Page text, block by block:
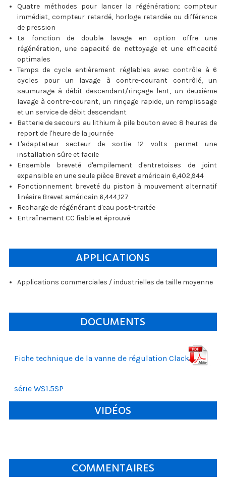
Quatre méthodes pour lancer la régénération; compteur
immédiat, compteur retardé, horloge retardée ou différence
de pression
La fonction de double lavage en option offre une
régénération, une capacité de nettoyage et une efficacité
optimales
Temps de cycle entièrement réglables avec contrôle à 6
cycles pour un lavage à contre-courant contrôlé, un
saumurage à débit descendant/rinçage lent, un deuxième
lavage à contre-courant, un rinçage rapide, un remplissage
et un service de débit descendant
Batterie de secours au lithium à pile bouton avec 8 heures de
report de l'heure de la journée
L'adaptateur secteur de sortie 12 volts permet une
installation sûre et facile
Ensemble breveté d'empilement d'entretoises de joint
expansible en une seule pièce Brevet américain 6,402,944
Fonctionnement breveté du piston à mouvement alternatif
linéaire Brevet américain 6,444,127
Recharge de régénérant d'eau post-traitée
Entraînement CC fiable et éprouvé
APPLICATIONS
Applications commerciales / industrielles de taille moyenne
DOCUMENTS
Fiche technique de la vanne de régulation Clack
série WS1.5SP
VIDÉOS
COMMENTAIRES